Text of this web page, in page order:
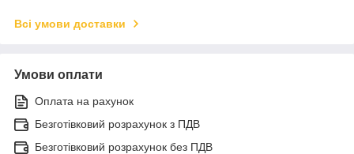
Всі умови доставки
Умови оплати
Оплата на рахунок
Безготівковий розрахунок з ПДВ
Безготівковий розрахунок без ПДВ